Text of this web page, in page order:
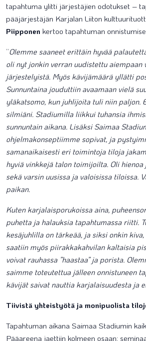
tapahtuma ylitti järjestäjien odotukset –
pääjärjestäjän Karjalan Liiton
Piipponen kertoo tapahtuman
”Olemme saaneet erittäin hyvää
oli nyt jonkin verran uudistettu aiempaan
järjestelyistä. Myös kävijämäärä yllätti
Sunnuntaina jouduttiin avaamaan vielä
yläkatsomo, kun juhlijoita tuli niin paljon.
silmiäni. Stadiumilla liikkui tuhansia
sunnuntain aikana. Lisäksi Saimaa
ohjelmakonseptiimme sopivat, ja
samanaikaisesti eri toimintoja tiloja
hyviä vinkkejä talon toimijoilta. Oli
sekä varsin uusissa ja valoisissa tiloissa.
paikan.
Kuten karjalaisporukoissa aina,
puhetta ja halauksia tapahtumassa riitti.
kesäjuhlilla on tärkeää, ja siksi onkin
saatiin myös piirakkakahvilan kaltaisia
voivat rauhassa ”haastaa” ja porista.
saimme toteutettua jälleen onnistuneen
kävijät saivat nauttia karjalaisuudesta ja
Tiivistä yhteistyötä ja monipuolista
Tapahtuman aikana Saimaa Stadiumin
Pääareena jaettiin kolmeen osaan: